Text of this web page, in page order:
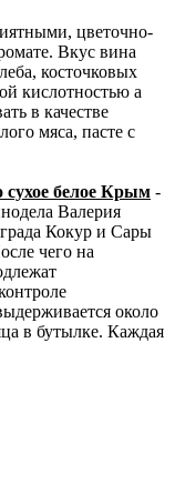
цветочно-
Вкус вина
косточковых
кислотностью а
в качестве
мяса, пасте с
белое Крым -
Валерия
Кокур и Сары
чего на
около
в бутылке. Каждая